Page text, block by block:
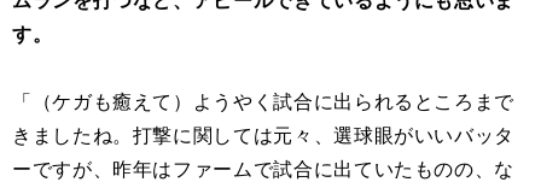
す。
「（ケガも癒えて）ようやく試合に出られるところまで
きましたね。打撃に関しては元々、選球眼がいいバッタ
ーですが、昨年はファームで試合に出ていたものの、な